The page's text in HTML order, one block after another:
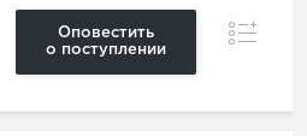
Оповестить
о поступлении